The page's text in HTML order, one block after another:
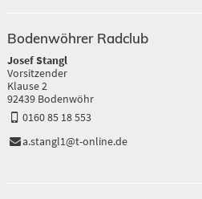
Bodenwöhrer Radclub
Josef Stangl
Vorsitzender
Klause 2
92439 Bodenwöhr
0160 85 18 553
a.stangl1@t-online.de